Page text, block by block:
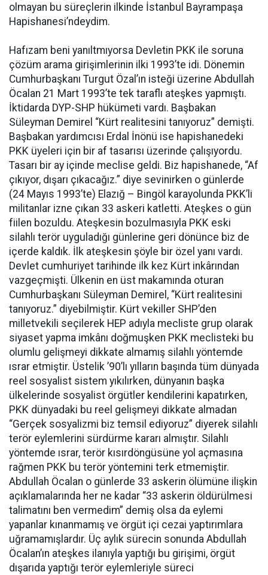
olmayan bu süreçlerin ilkinde İstanbul Bayrampaşa
Hapishanesi’ndeydim.
Hafızam beni yanıltmıyorsa Devletin PKK ile soruna
çözüm arama girişimlerinin ilki 1993’te idi. Dönemin
Cumhurbaşkanı Turgut Özal’ın isteği üzerine Abdullah
Öcalan 21 Mart 1993’te tek taraflı ateşkes yapmıştı.
İktidarda DYP-SHP hükümeti vardı. Başbakan
Süleyman Demirel “Kürt realitesini tanıyoruz” demişti.
Başbakan yardımcısı Erdal İnönü ise hapishanedeki
PKK üyeleri için bir af tasarısı üzerinde çalışıyordu.
Tasarı bir ay içinde meclise geldi. Biz hapishanede, “Af
çıkıyor, dışarı çıkacağız.” diye sevinirken o günlerde
(24 Mayıs 1993’te) Elazığ – Bingöl karayolunda PKK’li
militanlar izne çıkan 33 askeri katletti. Ateşkes o gün
fiilen bozuldu. Ateşkesin bozulmasıyla PKK eski
silahlı terör uyguladığı günlerine geri dönünce biz de
içerde kaldık. İlk ateşkesin şöyle bir özel yanı vardı.
Devlet cumhuriyet tarihinde ilk kez Kürt inkârından
vazgeçmişti. Ülkenin en üst makamında oturan
Cumhurbaşkanı Süleyman Demirel, “Kürt realitesini
tanıyoruz.” diyebilmiştir. Kürt vekiller SHP’den
milletvekili seçilerek HEP adıyla mecliste grup olarak
siyaset yapma imkânı doğmuşken PKK meclisteki bu
olumlu gelişmeyi dikkate almamış silahlı yöntemde
ısrar etmiştir. Üstelik ’90’lı yılların başında tüm dünyada
reel sosyalist sistem yıkılırken, dünyanın başka
ülkelerinde sosyalist örgütler kendilerini kapatırken,
PKK dünyadaki bu reel gelişmeyi dikkate almadan
“Gerçek sosyalizmi biz temsil ediyoruz” diyerek silahlı
terör eylemlerini sürdürme kararı almıştır. Silahlı
yöntemde ısrar, terör kısırdöngüsüne yol açmasına
rağmen PKK bu terör yöntemini terk etmemiştir.
Abdullah Öcalan o günlerde 33 askerin ölümüne ilişkin
açıklamalarında her ne kadar “33 askerin öldürülmesi
talimatını ben vermedim” demiş olsa da eylemi
yapanlar kınanmamış ve örgüt içi cezai yaptırımlara
uğramamışlardır. Üç aylık sürecin sonunda Abdullah
Öcalan’ın ateşkes ilanıyla yaptığı bu girişimi, örgüt
dışarıda yaptığı terör eylemleriyle süreci